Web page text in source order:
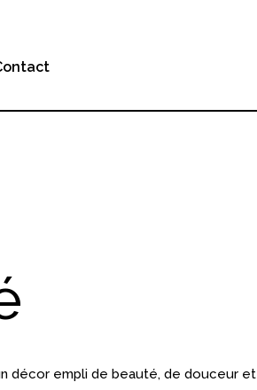
empli de beauté, de douceur